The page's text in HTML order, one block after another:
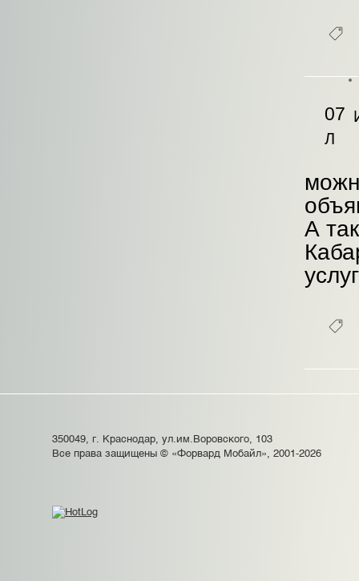
07
Л
А
350049, г. Краснодар, ул.им.Воровского, 103
Все права защищены © «Форвард Мобайл», 2001-2026